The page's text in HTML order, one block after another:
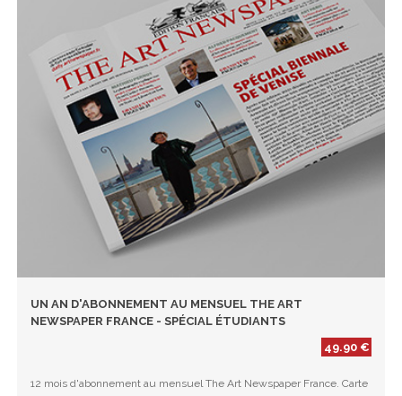
UN AN D'ABONNEMENT AU MENSUEL THE ART
NEWSPAPER FRANCE - SPÉCIAL ÉTUDIANTS
49.90 €
12 mois d'abonnement au mensuel The Art Newspaper France. Carte